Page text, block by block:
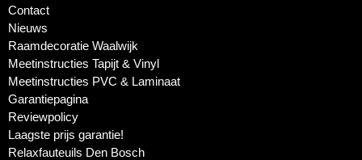
Contact
Nieuws
Raamdecoratie Waalwijk
Meetinstructies Tapijt & Vinyl
Meetinstructies PVC & Laminaat
Garantiepagina
Reviewpolicy
Laagste prijs garantie!
Relaxfauteuils Den Bosch